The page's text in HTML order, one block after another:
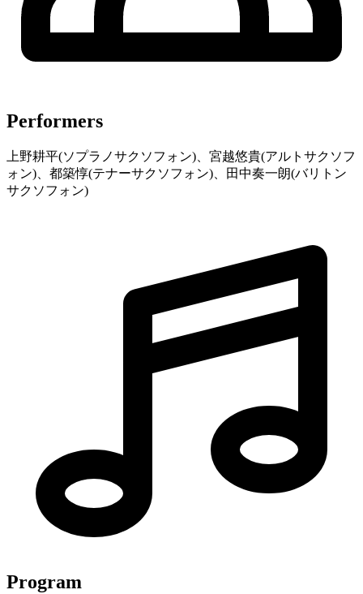
Performers
上野耕平(ソプラノサクソフォン)、宮越悠貴(アルトサクソフ
ォン)、都築惇(テナーサクソフォン)、田中奏一朗(バリトン
サクソフォン)
Program